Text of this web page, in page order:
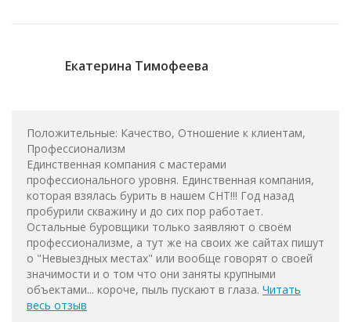
Екатерина Тимофеева
Положительные: Качество, Отношение к клиентам,
Профессионализм
Единственная компания с мастерами
профессионального уровня. Единственная компания,
которая взялась бурить в нашем СНТ!!! Год назад
пробурили скважину и до сих пор работает.
Остальные буровщики только заявляют о своём
профессионализме, а тут же на своих же сайтах пишут
о "Невыездных местах" или вообще говорят о своей
значимости и о том что они заняты крупными
объектами... короче, пыль пускают в глаза. Читать
весь отзыв